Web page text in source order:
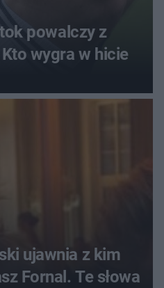
powalczy z
wygra w hicie
ujawnia z kim
Fornal. Te słowa